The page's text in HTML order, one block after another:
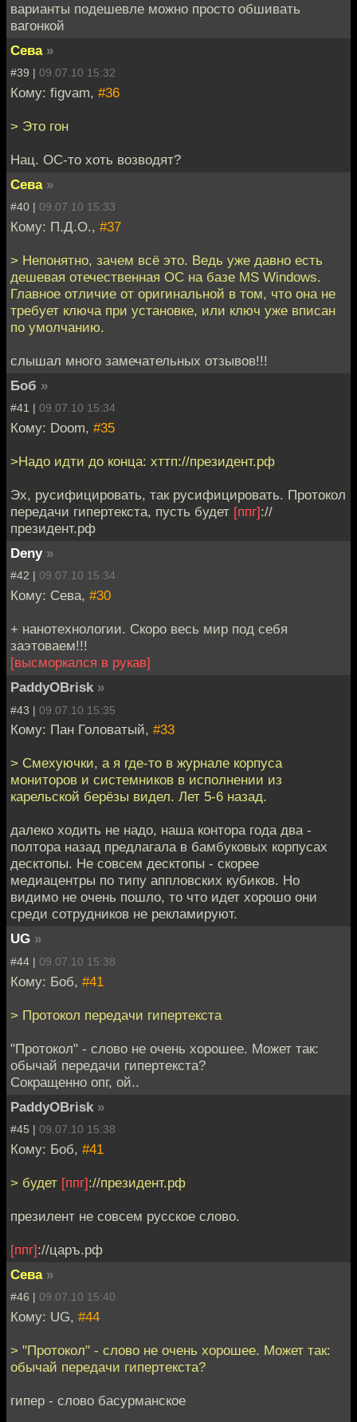
варианты подешевле можно просто обшивать
вагонкой
Сева »
#39 | 09.07.10 15:32
Кому: figvam, #36
> Это гон
Нац. ОС-то хоть возводят?
Сева »
#40 | 09.07.10 15:33
Кому: П.Д.О., #37
> Непонятно, зачем всё это. Ведь уже давно есть
дешевая отечественная ОС на базе MS Windows.
Главное отличие от оригинальной в том, что она не
требует ключа при установке, или ключ уже вписан
по умолчанию.
слышал много замечательных отзывов!!!
Боб »
#41 | 09.07.10 15:34
Кому: Doom, #35
>Надо идти до конца: хттп://президент.рф
Эх, русифицировать, так русифицировать. Протокол
передачи гипертекста, пусть будет [ппг]://
президент.рф
Deny »
#42 | 09.07.10 15:34
Кому: Сева, #30
+ нанотехнологии. Скоро весь мир под себя
заэтоваем!!!
[высморкался в рукав]
PaddyOBrisk »
#43 | 09.07.10 15:35
Кому: Пан Головатый, #33
> Смехуючки, а я где-то в журнале корпуса
мониторов и системников в исполнении из
карельской берёзы видел. Лет 5-6 назад.
далеко ходить не надо, наша контора года два -
полтора назад предлагала в бамбуковых корпусах
десктопы. Не совсем десктопы - скорее
медиацентры по типу аппловских кубиков. Но
видимо не очень пошло, то что идет хорошо они
среди сотрудников не рекламируют.
UG »
#44 | 09.07.10 15:38
Кому: Боб, #41
> Протокол передачи гипертекста
"Протокол" - слово не очень хорошее. Может так:
обычай передачи гипертекста?
Сокращенно опг, ой..
PaddyOBrisk »
#45 | 09.07.10 15:38
Кому: Боб, #41
> будет [ппг]://президент.рф
презилент не совсем русское слово.
[ппг]://царъ.рф
Сева »
#46 | 09.07.10 15:40
Кому: UG, #44
> "Протокол" - слово не очень хорошее. Может так:
обычай передачи гипертекста?
гипер - слово басурманское